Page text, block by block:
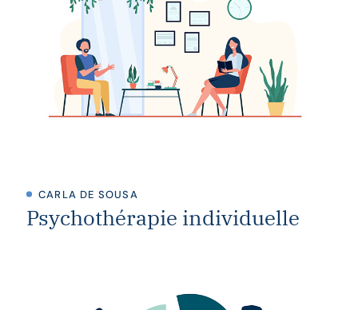
CARLA DE SOUSA
Psychothérapie individuelle